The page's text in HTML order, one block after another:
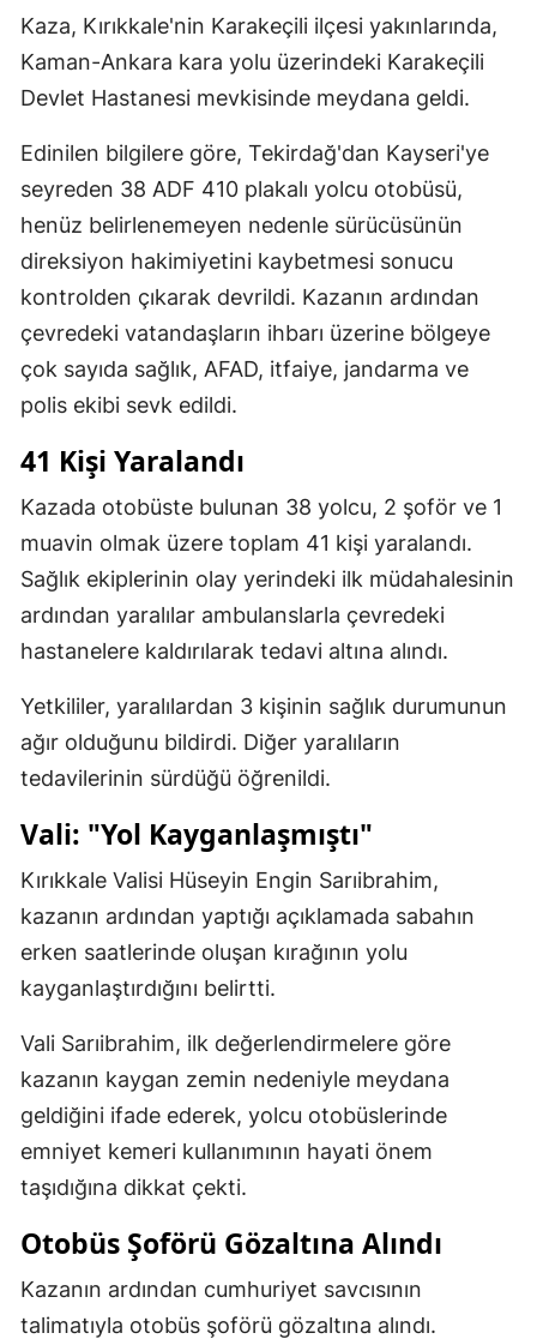
Kaza, Kırıkkale'nin Karakeçili ilçesi yakınlarında,
Kaman-Ankara kara yolu üzerindeki Karakeçili
Devlet Hastanesi mevkisinde meydana geldi.
Edinilen bilgilere göre, Tekirdağ'dan Kayseri'ye
seyreden 38 ADF 410 plakalı yolcu otobüsü,
henüz belirlenemeyen nedenle sürücüsünün
direksiyon hakimiyetini kaybetmesi sonucu
kontrolden çıkarak devrildi. Kazanın ardından
çevredeki vatandaşların ihbarı üzerine bölgeye
çok sayıda sağlık, AFAD, itfaiye, jandarma ve
polis ekibi sevk edildi.
41 Kişi Yaralandı
Kazada otobüste bulunan 38 yolcu, 2 şoför ve 1
muavin olmak üzere toplam 41 kişi yaralandı.
Sağlık ekiplerinin olay yerindeki ilk müdahalesinin
ardından yaralılar ambulanslarla çevredeki
hastanelere kaldırılarak tedavi altına alındı.
Yetkililer, yaralılardan 3 kişinin sağlık durumunun
ağır olduğunu bildirdi. Diğer yaralıların
tedavilerinin sürdüğü öğrenildi.
Vali: "Yol Kayganlaşmıştı"
Kırıkkale Valisi Hüseyin Engin Sarıibrahim,
kazanın ardından yaptığı açıklamada sabahın
erken saatlerinde oluşan kırağının yolu
kayganlaştırdığını belirtti.
Vali Sarıibrahim, ilk değerlendirmelere göre
kazanın kaygan zemin nedeniyle meydana
geldiğini ifade ederek, yolcu otobüslerinde
emniyet kemeri kullanımının hayati önem
taşıdığına dikkat çekti.
Otobüs Şoförü Gözaltına Alındı
Kazanın ardından cumhuriyet savcısının
talimatıyla otobüs şoförü gözaltına alındı.